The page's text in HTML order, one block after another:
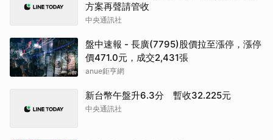
方案再聲請管收
中央通訊社
盤中速報 - 長廣(7795)股價拉至漲停，漲停
價471.0元，成交2,431張
anue鉅亨網
新台幣午盤升6.3分 暫收32.225元
中央通訊社